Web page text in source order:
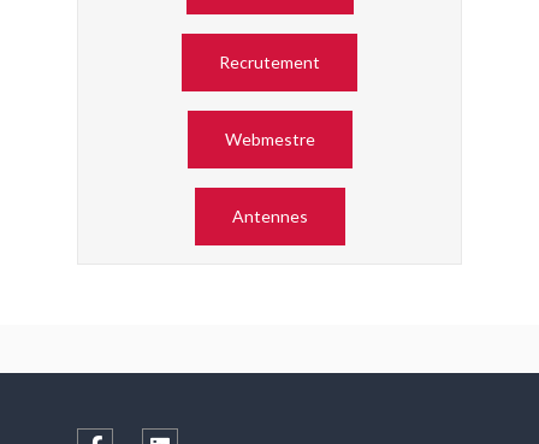
Recrutement
Webmestre
Antennes